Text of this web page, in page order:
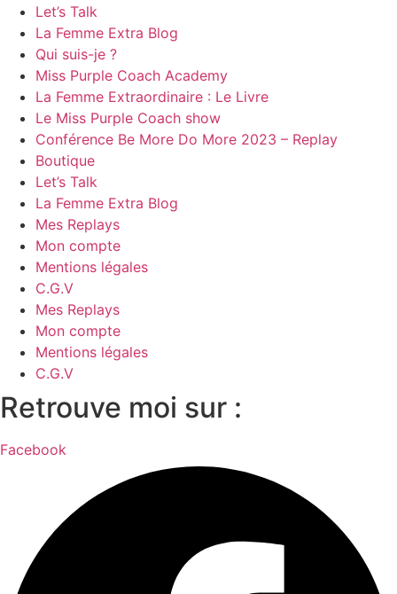
Let’s Talk
La Femme Extra Blog
Qui suis-je ?
Miss Purple Coach Academy
La Femme Extraordinaire : Le Livre
Le Miss Purple Coach show
Conférence Be More Do More 2023 – Replay
Boutique
Let’s Talk
La Femme Extra Blog
Mes Replays
Mon compte
Mentions légales
C.G.V
Mes Replays
Mon compte
Mentions légales
C.G.V
Retrouve moi sur :
Facebook